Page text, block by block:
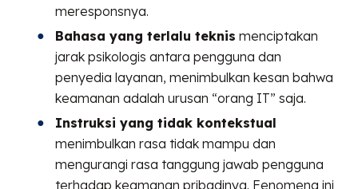
meresponsnya.
Bahasa yang terlalu teknis menciptakan
jarak psikologis antara pengguna dan
penyedia layanan, menimbulkan kesan bahwa
keamanan adalah urusan “orang IT” saja.
Instruksi yang tidak kontekstual
menimbulkan rasa tidak mampu dan
mengurangi rasa tanggung jawab pengguna
terhadap keamanan pribadinya. Fenomena ini